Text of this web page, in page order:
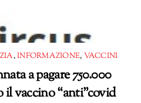
,INFORMAZIONE, VACCINI
a pagare 750.000
il vaccino “anti”covid